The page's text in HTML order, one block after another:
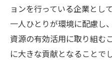
ョンを行っている企業とし
一人ひとりが環境に配慮し
資源の有効活用に取り組む
に大きな貢献となることで